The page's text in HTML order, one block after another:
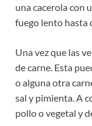
una cacerola con
fuego lento hasta
Una vez que las
de carne. Esta
o alguna otra
sal y pimienta. A
pollo o vegetal y